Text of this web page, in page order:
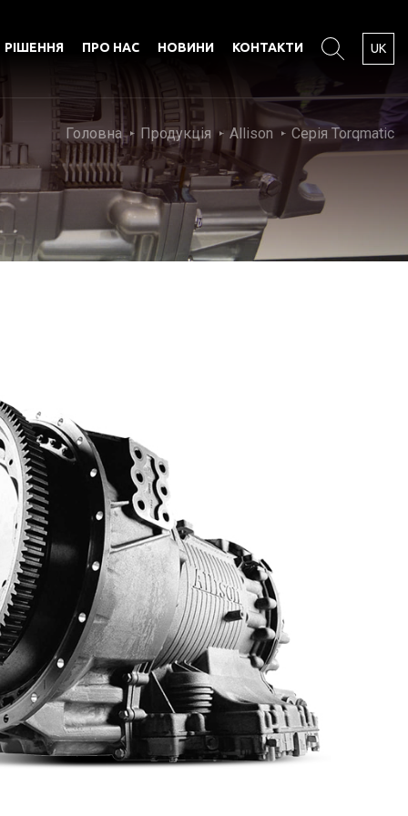
РІШЕННЯ ПРО НАС НОВИНИ КОНТАКТИ UK
Головна Продукція Allison Серія Torqmatic